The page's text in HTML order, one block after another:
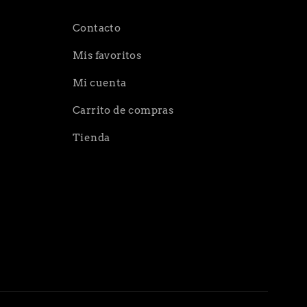
Contacto
Mis favoritos
Mi cuenta
Carrito de compras
Tienda